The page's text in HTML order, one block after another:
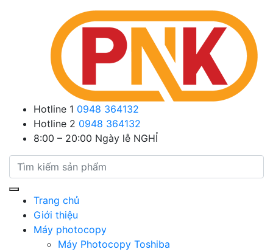
Hotline 1 0948 364132
Hotline 2 0948 364132
8:00 – 20:00 Ngày lễ NGHỈ
Trang chủ
Giới thiệu
Máy photocopy
Máy Photocopy Toshiba